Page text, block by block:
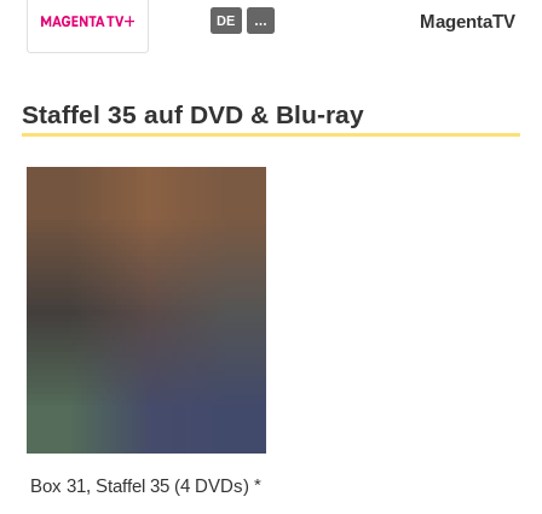
DE … MagentaTV
Staffel 35 auf DVD & Blu-ray
Box 31, Staffel 35 (4 DVDs)